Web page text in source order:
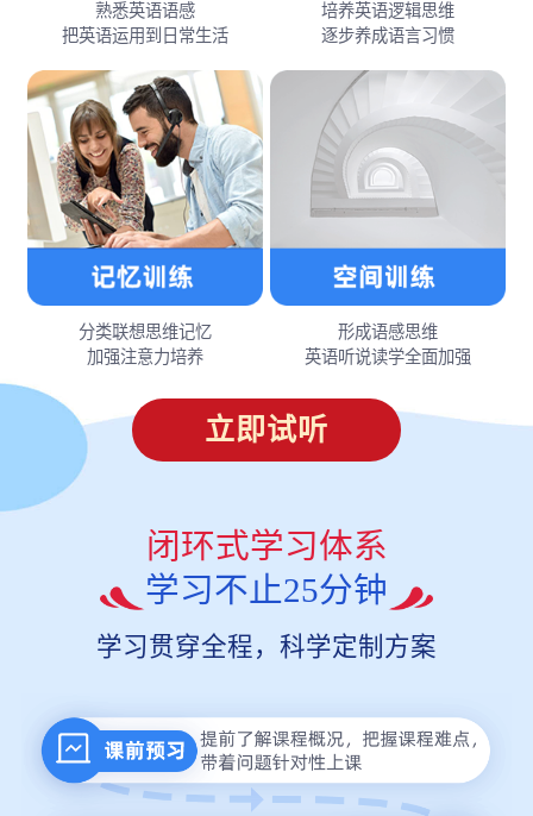
熟悉英语语感
把英语运用到日常生活
培养英语逻辑思维
逐步养成语言习惯
分类联想思维记忆
加强注意力培养
形成语感思维
英语听说读学全面加强
立即试听
闭环式学习体系
学习不止25分钟
学习贯穿全程，科学定制方案